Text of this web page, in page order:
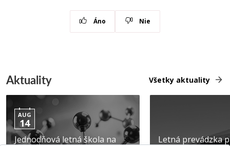
Áno Nie
Aktuality Všetky aktuality
AUG
14
Jednodňová letná škola na
Letná prevádzka